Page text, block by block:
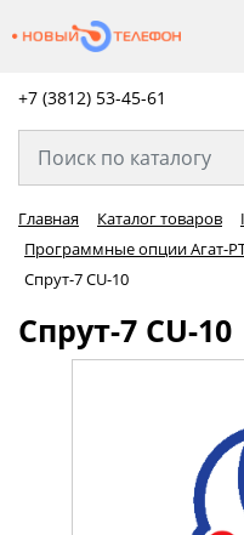
+7 (3812) 53-45-61
Главная Каталог товаров
Программные опции Агат-
Спрут-7 CU-10
Спрут-7 CU-10